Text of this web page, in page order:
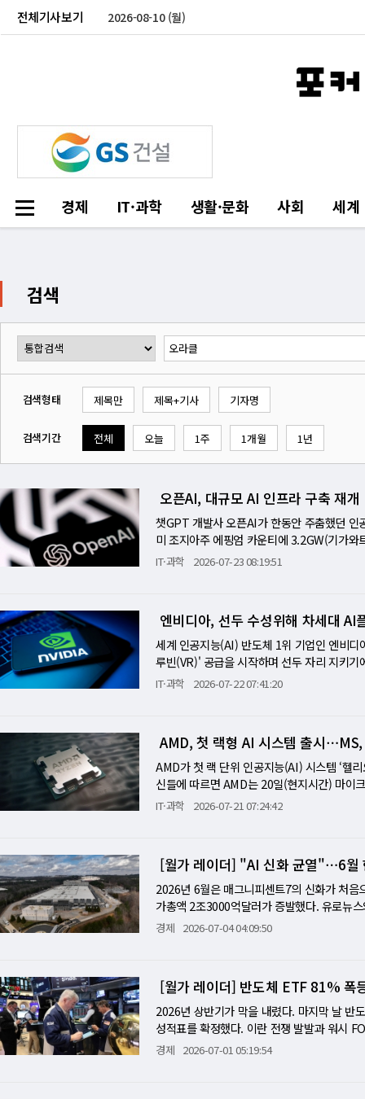
전체기사보기 2026-08-10 (월)
경제 IT·과학 생활·문화 사회 세계
검색
검색형태 제목만 제목+기사 기자명
검색기간 전체 오늘 1주 1개월 1년
오픈AI, 대규모 AI 인프라 구축 재개
챗GPT 개발사 오픈AI가 한동안 주춤했던
미 조지아주 에핑엄 카운티에 3.2GW(기가
(현지시간) 밝혔다. 1GW는 통상 원전 1기의
들 것으로 예상된다. 인프라 확장에 가속도
능 관련 지출 규모를 6000억 달러로 추정했
널(WSJ)이 소식통을 인용해 이날 보도했다.
스XAI는 텍사스주 오스틴과 배스트럽 등지
T) 전문매체 디인포메이션이 복수 소식통을
IT·과학 2026-07-23 08:19:51
엔비디아, 선두 수성위해 차세대 AI
세계 인공지능(AI) 반도체 1위 기업인 엔비
루빈(VR)' 공급을 시작하며 선두 자리 지키
랙이 구글 클라우드, 마이크로소프트(MS)
한 성능 검사 결과 베라 루빈은 전작인 그레
씨 45도 액체 냉각 유입 설계 등을 통해 ㎿당
측면에서는 이전 세대 대비 용량이 두 배로
시스템을 결합해 거대한 AI 공장을 단일 시
아 본사에서 진행한 브리핑에서 "우리는 본
공급한다고 최근 밝혔다. 엔비디아의 주요
발을 검토한다는 소식도 전해지고 있다. 그
브리핑에서 엔비디아는 '베라' CPU로 코딩
다만 AMD는 곧 투린의 차세대 제품인 '베
는 랙 아키텍처 '카이버 NVL144'의 출시가
IT·과학 2026-07-22 07:41:20
AMD, 첫 랙형 AI 시스템 출시
AMD가 첫 랙 단위 인공지능(AI) 시스템 ‘헬
신들에 따르면 AMD는 20일(현지시간) 마이
한다고 밝혔다. MS와 메타 뿐만 아니라 오픈
MD는 메타·오픈AI·오라클 등에 이어 주요
과 애저 AI 서비스에 활용할 계획이다. 구체
D GPU 1기가와트를 배치할 예정이다. 주요
시장의 95%를 장악하고 있는 것으로 알려진
은 헬리오스의 가격이 500만∼550만 달러(
최고의 총소유비용(TCO)과 토큰당 최저 비
달성하고 있다고 평가받고 있다"고 말했다.
를 20∼25%로 끌어올릴 수 있는 시나리오
IT·과학 2026-07-21 07:24:42
[월가 레이더] "AI 신화 균열"⋯6월
2026년 6월은 매그니피센트7의 신화가 처
가총액 2조3000억달러가 증발했다. 유로뉴
이 아니라 AI 시대의 구조적 전환에서 비롯
를 냈고, 래리 엘리슨의 개인 자산도 1000억
준다. 지난주 5거래일 동안 개인투자자의 매
20%를 넘었고 2025년 내내 15% 이상이었
체 종목으로 이동하고 있다"고 짚었다. 연초
0 493개 종목은 13.7% 올랐다. 배경에는 AI
경제 2026-07-04 04:09:50
[월가 레이더] 반도체 ETF 81% 폭
2026년 상반기가 막을 내렸다. 마지막 날
성적표를 확정했다. 이란 전쟁 발발과 워시
어닝 서프라이즈가 버팀목이 됐다. 6월 30
경제 2026-07-01 05:19:54